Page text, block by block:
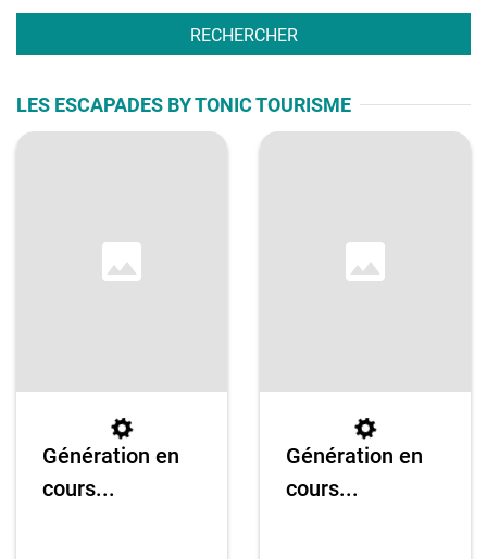
LES ESCAPADES BY TONIC TOURISME
Génération en
cours...
Génération en
cours...